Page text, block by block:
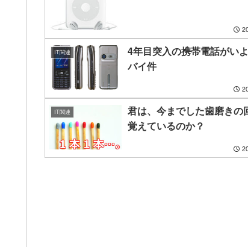
IT関連
4年目突入の携帯電話がい
バイ件
IT関連
君は、今までした歯磨きの
覚えているのか？